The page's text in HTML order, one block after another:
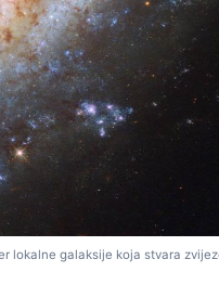
lokalne galaksije koja stvara